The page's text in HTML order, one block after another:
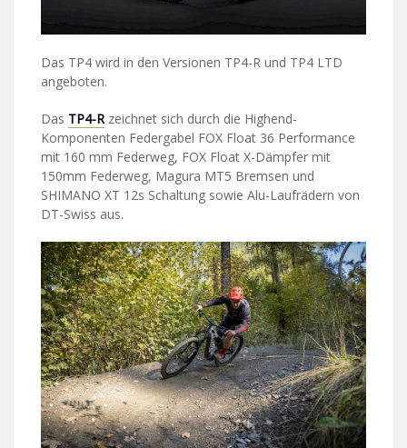
Das TP4 wird in den Versionen TP4-R und TP4 LTD
angeboten.
Das TP4-Rzeichnet sich durch die Highend-
Komponenten Federgabel FOX Float 36 Performance
mit 160 mm Federweg, FOX Float X-Dämpfer mit
150mm Federweg, Magura MT5 Bremsen und
SHIMANO XT 12s Schaltung sowie Alu-Laufrädern von
DT-Swiss aus.